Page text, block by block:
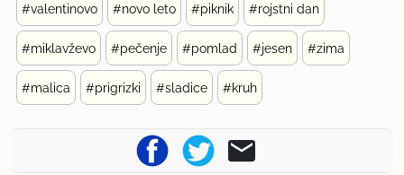
#valentinovo #novo leto #piknik #rojstni dan
#miklavževo #pečenje #pomlad #jesen #zima
#malica #prigrizki #sladice #kruh